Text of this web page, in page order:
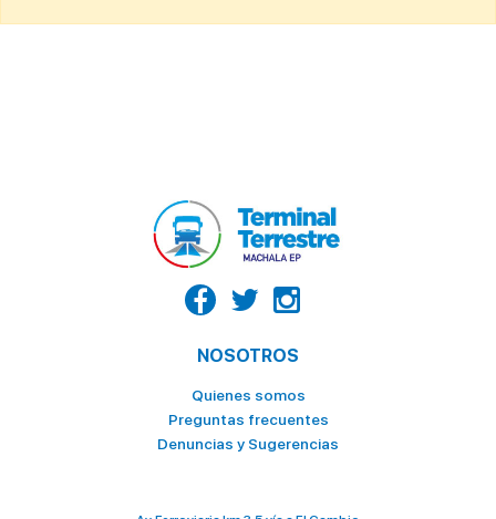
NOSOTROS
Quienes somos
Preguntas frecuentes
Denuncias y Sugerencias